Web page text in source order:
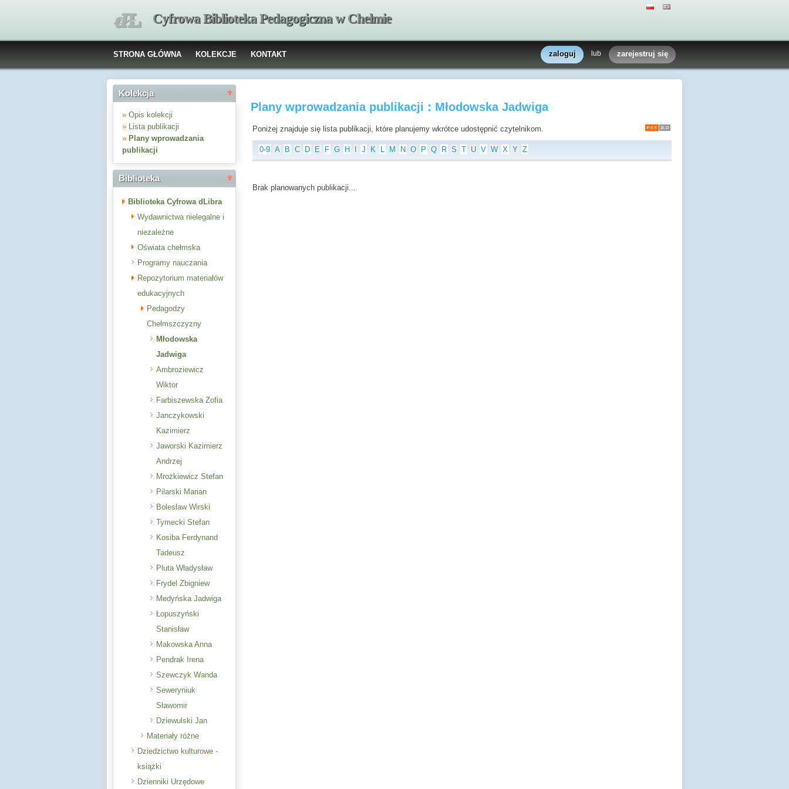
Cyfrowa Biblioteka Pedagogiczna w Chełmie
STRONA GŁÓWNA KOLEKCJE KONTAKT zaloguj lub zarejestruj się
Kolekcja
» Opis kolekcji
» Lista publikacji
» Plany wprowadzania
publikacji
Biblioteka
Biblioteka Cyfrowa dLibra
Wydawnictwa nielegalne i
niezależne
Oświata chełmska
Programy nauczania
Repozytorium materiałów
edukacyjnych
Pedagodzy
Chełmszczyzny
Młodowska
Jadwiga
Ambroziewicz
Wiktor
Farbiszewska Zofia
Janczykowski
Kazimierz
Jaworski Kazimierz
Andrzej
Mrożkiewicz Stefan
Pilarski Marian
Bolesław Wirski
Tymecki Stefan
Kosiba Ferdynand
Tadeusz
Pluta Władysław
Frydel Zbigniew
Medyńska Jadwiga
Łopuszyński
Stanisław
Makowska Anna
Pendrak Irena
Szewczyk Wanda
Seweryniuk
Sławomir
Dziewulski Jan
Materiały różne
Dziedzictwo kulturowe -
książki
Dzienniki Urzędowe
Plany wprowadzania publikacji : Młodowska Jadwiga
Poniżej znajduje się lista publikacji, które planujemy wkrótce udostępnić czytelnikom.
0-9 A B C D E F G H J K L M N O P Q R S T U V W X Y Z
Brak planowanych publikacji...